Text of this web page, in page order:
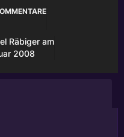
Räbiger am
2008